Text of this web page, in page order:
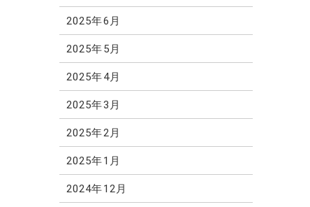
2025年6月
2025年5月
2025年4月
2025年3月
2025年2月
2025年1月
2024年12月